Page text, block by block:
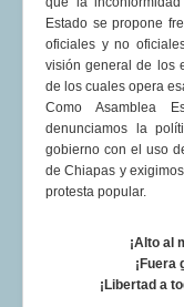
Estado se propone
oficiales y no
visión general de los
de los cuales opera
Como Asamblea
denunciamos la
gobierno con el uso
de Chiapas y
protesta popular.
¡Alto al
¡Fuera
¡Libertad a